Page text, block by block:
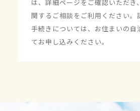
は、詳細ページをご確認いただき
関するご相談をご利用ください。
手続きについては、お住まいの自
てお申し込みください。